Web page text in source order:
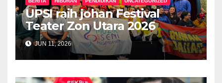
UPSI raih johan Festival
Teater Zon Utara 2026
JUN 11, 2026